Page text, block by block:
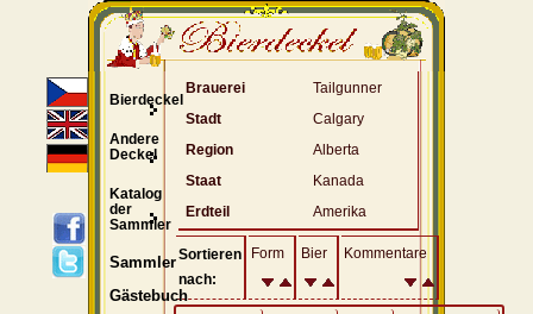
Brauerei
Tailgunner
Stadt
Calgary
Region
Alberta
Staat
Kanada
Erdteil
Amerika
Sortieren
nach:
Form Bier Kommentare
Bierdeckel
Andere
Deckel
Katalog
der
Sammler
Sammler
Gästebuch